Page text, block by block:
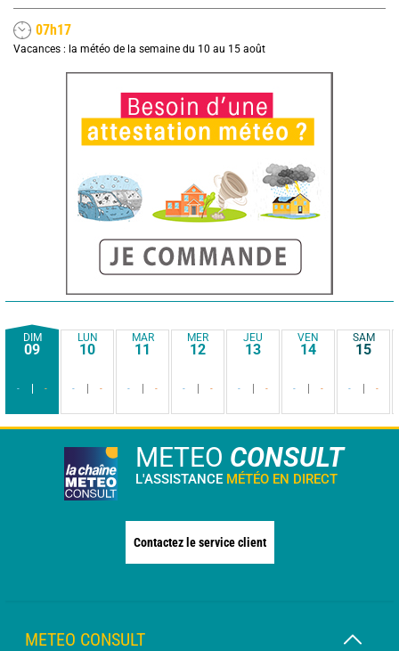
07h17
Vacances : la météo de la semaine du 10 au 15 août
DIM
09
- -
LUN
10
- -
MAR
11
- -
MER
12
- -
JEU
13
- -
VEN
14
- -
SAM
15
- -
METEO CONSULT
L'ASSISTANCE MÉTÉO EN DIRECT
Contactez le service client
METEO CONSULT